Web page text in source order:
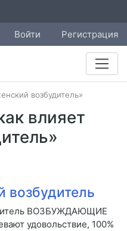
Войти Регистрация
возбудитель»
влияет
возбудитель
ВОЗБУЖДАЮЩИЕ
удовольствие, 100%